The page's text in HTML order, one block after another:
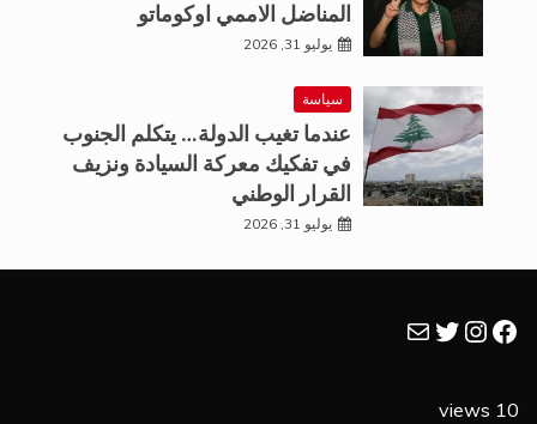
المناضل الاممي اوكوماتو
يوليو 31, 2026
سياسة
عندما تغيب الدولة… يتكلم الجنوب
في تفكيك معركة السيادة ونزيف
القرار الوطني
يوليو 31, 2026
فيسبوك
إنستجرام
تويتر
بريد
10 views